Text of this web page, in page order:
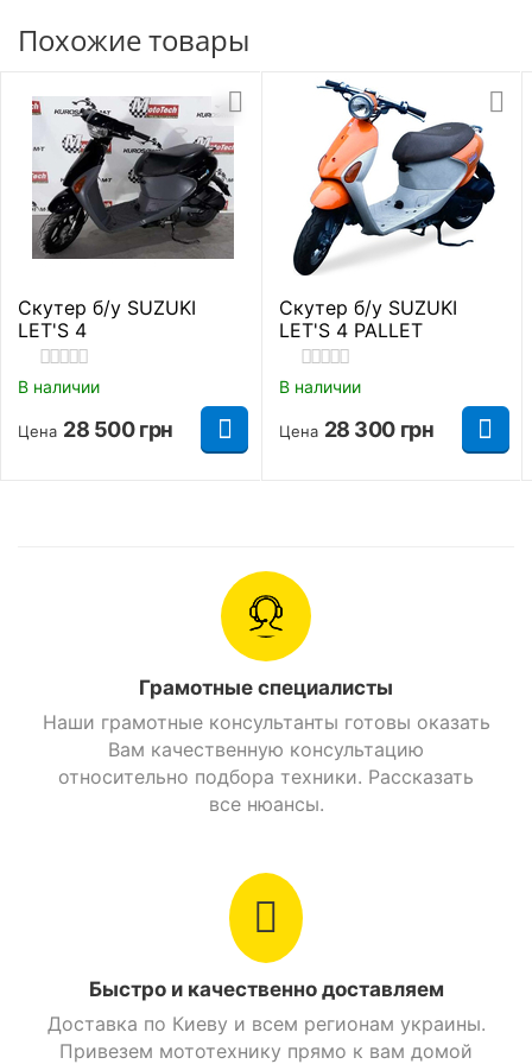
что на модели стоят небольшие 10-дюймовые
сложных трасс. Даже высокий бордюр может
стать серьезным препятствием для двухколесника.
Почему стоит купить скутер Honda
Dio AF 62?
Главная причина выбрать мотороллер Хонда Дио
АФ62 – доступная цена. Этот стильный аппарат
стоит в 1,5-2 раза дешевле нового китайского
К преимуществам двухколесника относятся и:
Значительный эксплуатационный ресурс
(минимум 70000 км).
Привлекательный современный дизайн кузова.
Низкий расход бензина (2 л на 100 км).
Эргономичное сидение, обеспечивающее
Отменная динамика и плавный старт с места.
В интернет-магазине MotoGo вы можете не только
Вес
1/2 х местное
Передний багажник
Задний багажник
Рама Трубчатый каркас
Объем бензобака 4,6 л.
Найти похожие
Похожие товары
Скутер б/у SUZUKI
LET'S 4
В наличии
Цена 28 500 грн
Скутер б/у SUZUKI
LET'S 4 PALLET
В наличии
Цена 28 300 грн
Грамотные специалисты
Наши грамотные консультанты готовы оказать
Вам качественную консультацию
относительно подбора техники. Рассказать
все нюансы.
Быстро и качественно доставляем
Доставка по Киеву и всем регионам украины.
Привезем мототехнику прямо к вам домой